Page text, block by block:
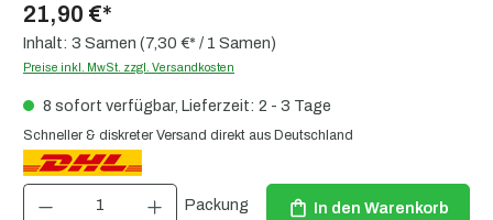
21,90 €*
Inhalt: 3 Samen (7,30 €* / 1 Samen)
Preise inkl. MwSt. zzgl. Versandkosten
8 sofort verfügbar, Lieferzeit: 2 - 3 Tage
Schneller & diskreter Versand direkt aus Deutschland
Produkt Anzahl: Gib den gewünschten Wert ein oder benutze die Schaltflächen um
Packung In den Warenkorb